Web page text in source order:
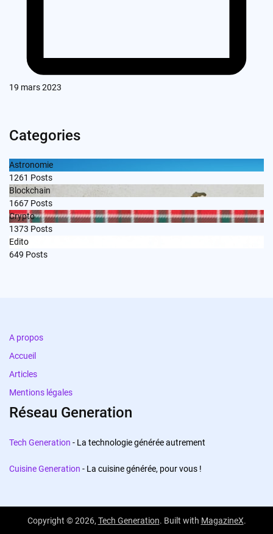
19 mars 2023
Categories
Astronomie
1261 Posts
Blockchain
1667 Posts
Crypto
1373 Posts
Edito
649 Posts
A propos
Accueil
Articles
Mentions légales
Réseau Generation
Tech Generation - La technologie générée autrement
Cuisine Generation - La cuisine générée, pour vous !
Copyright © 2026, Tech Generation. Built with MagazineX.